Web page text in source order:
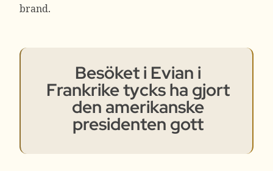
brand.
Besöket i Evian i
Frankrike tycks ha gjort
den amerikanske
presidenten gott